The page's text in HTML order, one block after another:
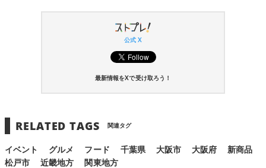
公式 X
最新情報をXで受け取ろう！
RELATED TAGS 関連タグ
イベント グルメ フード 千葉県 大阪市 大阪府
新商品
松戸市
近畿地方 関東地方